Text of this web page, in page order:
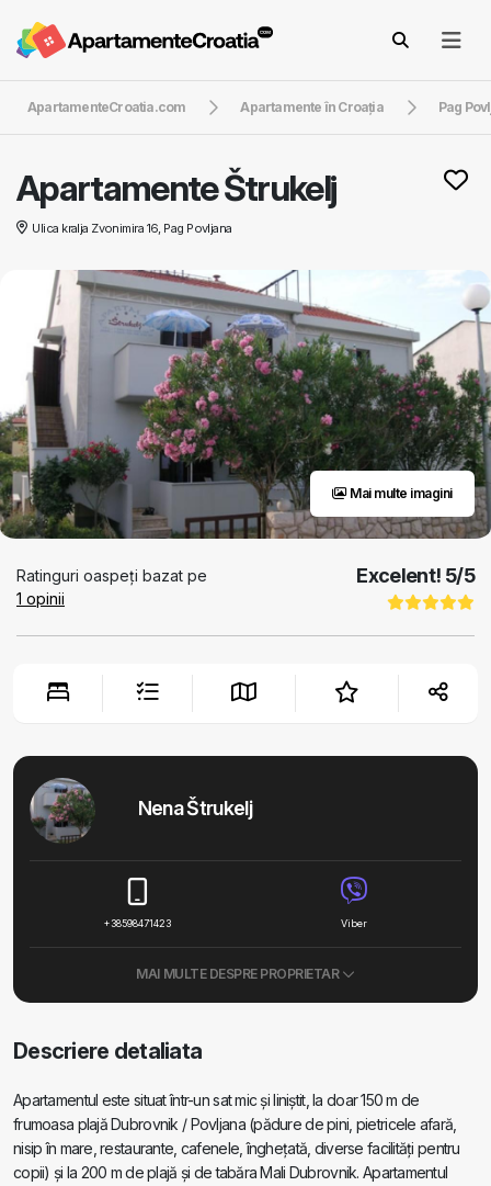
ApartamenteCroatia.com Apartamente în Croaţia Pag
Apartamente Štrukelj
Ulica kralja Zvonimira 16, Pag Povljana
Mai multe imagini
Ratinguri oaspeți bazat pe
1 opinii
Excelent! 5/5
Nena Štrukelj
+38598471423 Viber
MAI MULTE DESPRE PROPRIETAR
Descriere detaliata
Apartamentul este situat într-un sat mic și liniștit, la doar 150 m de
frumoasa plajă Dubrovnik / Povljana (pădure de pini, pietricele afară,
nisip în mare, restaurante, cafenele, înghețată, diverse facilități pentru
copii) și la 200 m de plajă și de tabăra Mali Dubrovnik. Apartamentul